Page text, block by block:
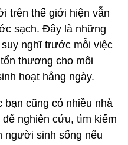
trên thế giới hiện vẫn
sạch. Đây là những
nghĩ trước mỗi việc
thương cho môi
hoạt hằng ngày.
bạn cũng có nhiều nhà
nghiên cứu, tìm kiếm
người sinh sống nếu